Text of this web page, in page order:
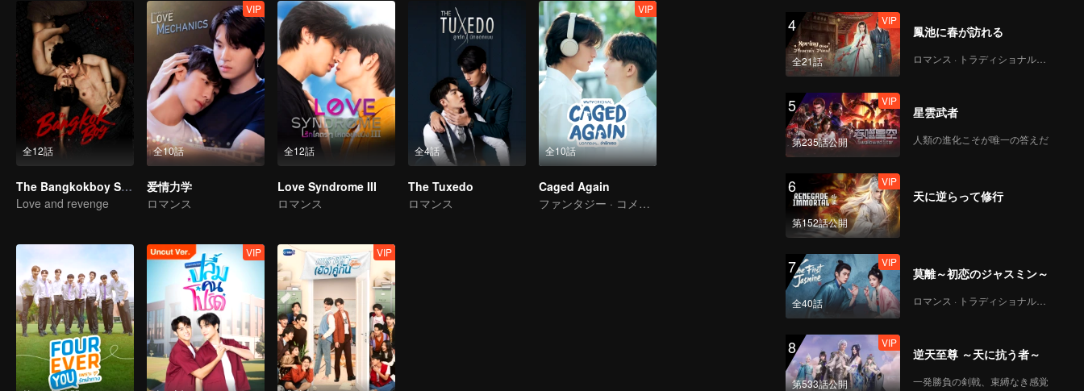
全12話
The Bangkokboy Series
Love and revenge
全10話
VIP
爱情力学
ロマンス
全12話
Love Syndrome III
ロマンス
全4話
The Tuxedo
ロマンス
全10話
VIP
Caged Again
ファンタジー · コメディー
VIP VIP
4
全21話
VIP
鳳池に春が訪れる
ロマンス · トラディショナル・コスチューム
5
第235話公開
VIP
星雲武者
人類の進化こそが唯一の答えだ
6
第152話公開
VIP
天に逆らって修行
7
全40話
VIP
莫離～初恋のジャスミン～
ロマンス · トラディショナル・コスチューム
8
第533話公開
VIP
逆天至尊 ～天に抗う者～
一発勝負の剣戟、束縛なき感覚